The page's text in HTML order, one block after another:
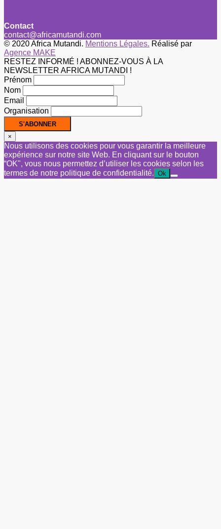
Contact
contact@africamutandi.com
© 2020 Africa Mutandi. Mentions Légales. Réalisé par
Agence MAKE
RESTEZ INFORMÉ ! ABONNEZ-VOUS À LA
NEWSLETTER AFRICA MUTANDI !
Prénom
Nom
Email
Organisation
×
Nous utilisons des cookies pour vous garantir la meilleure
expérience sur notre site Web. En cliquant sur le bouton
“OK", vous nous permettez d’utiliser les cookies selon les
termes de notre politique de confidentialité. Ok